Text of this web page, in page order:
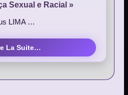
Sexual e Racial »
LIMA …
La Suite…